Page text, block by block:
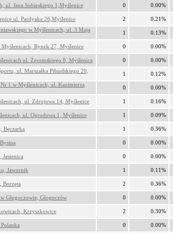
ul. Jana Sobieskiego 1,Myślenice 0 0.00%
ul. Pardyaka 26,Myślenice 2 0.21%
w Myślenicach, ul. 3 Maja
1 0.13%
Rynek 27, Myślenice 0 0.00%
ul. Żeromskiego 8, Myślenice 0 0.00%
ul. Marszałka Piłsudskiego 20,
1 0.12%
1 w Myślenicach, ul. Kazimierza
0 0.00%
ul. Zdrojowa 14, Myślenice 1 0.16%
ul. Ogrodowa 1, Myślenice 1 0.09%
Bęczarka 1 0.36%
0 0.00%
Jasienica 0 0.00%
Jawornik 1 0.11%
Borzęta 2 0.36%
Głogoczowie, Głogoczów 0 0.00%
Krzyszkowice 2 0.30%
0 0.00%